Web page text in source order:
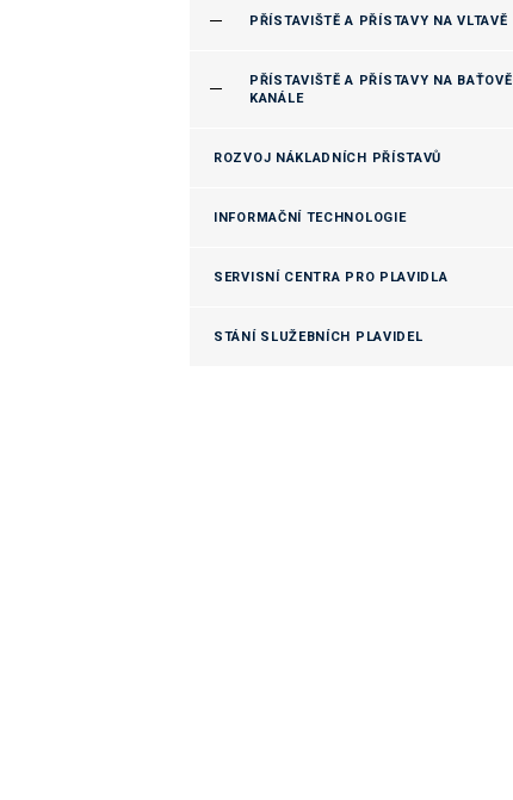
PŘÍSTAVIŠTĚ A PŘÍSTAVY NA VLTAVĚ
PŘÍSTAVIŠTĚ A PŘÍSTAVY NA BAŤOVĚ
KANÁLE
ROZVOJ NÁKLADNÍCH PŘÍSTAVŮ
INFORMAČNÍ TECHNOLOGIE
SERVISNÍ CENTRA PRO PLAVIDLA
STÁNÍ SLUŽEBNÍCH PLAVIDEL